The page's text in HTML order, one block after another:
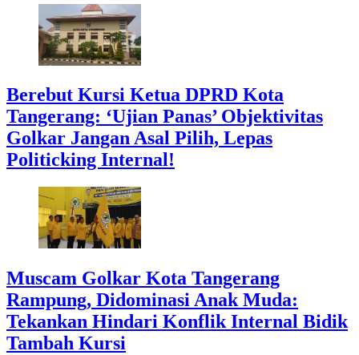
Berebut Kursi Ketua DPRD Kota
Tangerang: ‘Ujian Panas’ Objektivitas
Golkar Jangan Asal Pilih, Lepas
Politicking Internal!
Muscam Golkar Kota Tangerang
Rampung, Didominasi Anak Muda:
Tekankan Hindari Konflik Internal Bidik
Tambah Kursi